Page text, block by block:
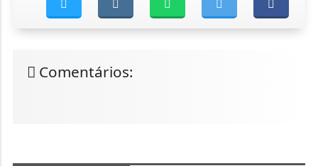
Comentários: